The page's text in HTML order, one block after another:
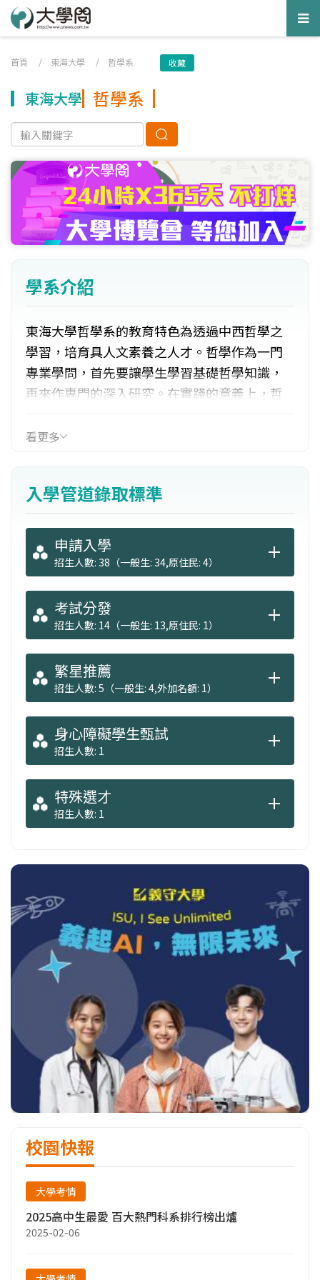
首頁 / 東海大學 / 哲學系 收藏
東海大學 哲學系
學系介紹
東海大學哲學系的教育特色為透過中西哲學之
學習，培育具人文素養之人才。哲學作為一門
專業學問，首先要讓學生學習基礎哲學知識，
再來作專門的深入研究。在實踐的意義上，哲
己，而對中西哲學之了解有助於涵養學生之人
思想能多所涉獵，兼容並蓄，以啟發學生自己
的思考。哲學為實踐的智慧學，不應封限於一
特殊的理論、學說或學派。
設有四年制學士班、二年制碩士班，除了招收
本地高中職生外，歡迎香港、澳門、馬來西亞
等僑外生報考就讀。
看更多
入學管道錄取標準
申請入學
招生人數: 38（一般生: 34,原住民: 4）
考試分發
招生人數: 14（一般生: 13,原住民: 1）
繁星推薦
招生人數: 5（一般生: 4,外加名額: 1）
身心障礙學生甄試
招生人數: 1
特殊選才
招生人數: 1
校園快報
大學考情
2025高中生最愛 百大熱門科系排行榜出爐
2025-02-06